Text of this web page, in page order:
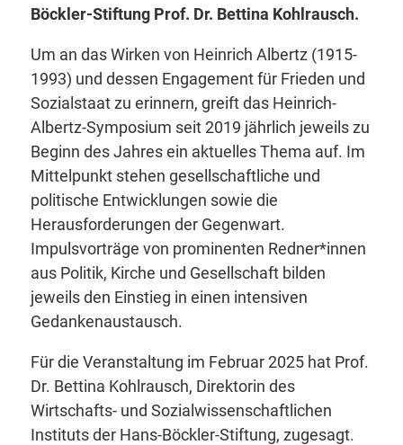
Böckler-Stiftung Prof. Dr. Bettina Kohlrausch.
Um an das Wirken von Heinrich Albertz (1915-
1993) und dessen Engagement für Frieden und
Sozialstaat zu erinnern, greift das Heinrich-
Albertz-Symposium seit 2019 jährlich jeweils zu
Beginn des Jahres ein aktuelles Thema auf. Im
Mittelpunkt stehen gesellschaftliche und
politische Entwicklungen sowie die
Herausforderungen der Gegenwart.
Impulsvorträge von prominenten Redner*innen
aus Politik, Kirche und Gesellschaft bilden
jeweils den Einstieg in einen intensiven
Gedankenaustausch.
Für die Veranstaltung im Februar 2025 hat Prof.
Dr. Bettina Kohlrausch, Direktorin des
Wirtschafts- und Sozialwissenschaftlichen
Instituts der Hans-Böckler-Stiftung, zugesagt.